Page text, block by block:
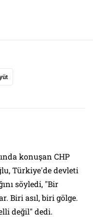
konuşan CHP
Türkiye'de devleti
söyledi, "Bir
Biri asıl, biri gölge.
değil" dedi.